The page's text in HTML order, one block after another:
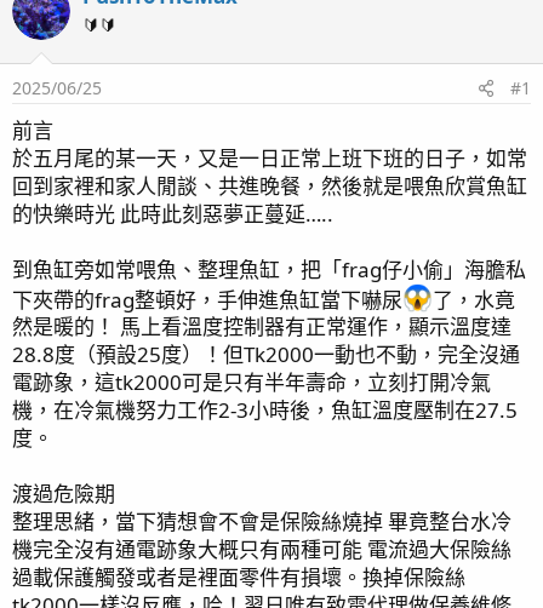
🔰🔰
2025/06/25 #1
前言
於五月尾的某一天，又是一日正常上班下班的日子，如常
回到家裡和家人閒談、共進晚餐，然後就是喂魚欣賞魚缸
的快樂時光 此時此刻惡夢正蔓延…..
到魚缸旁如常喂魚、整理魚缸，把「frag仔小偷」海膽私
下夾帶的frag整頓好，手伸進魚缸當下嚇尿
了，水竟
然是暖的！ 馬上看溫度控制器有正常運作，顯示溫度達
28.8度（預設25度）！但Tk2000一動也不動，完全沒通
電跡象，這tk2000可是只有半年壽命，立刻打開冷氣
機，在冷氣機努力工作2-3小時後，魚缸溫度壓制在27.5
度。
渡過危險期
整理思緒，當下猜想會不會是保險絲燒掉 畢竟整台水冷
機完全沒有通電跡象大概只有兩種可能 電流過大保險絲
過載保護觸發或者是裡面零件有損壞。換掉保險絲